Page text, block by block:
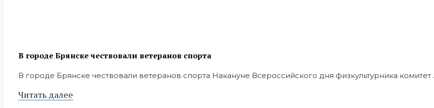
В городе Брянске чествовали ветеранов спорта
В городе Брянске чествовали ветеранов спорта Накануне Всероссийского дня физкультурника комитет
Читать далее